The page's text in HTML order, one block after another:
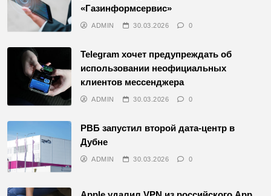
«Газинформсервис»
ADMIN 30.03.2026 0
Telegram хочет предупреждать об
использовании неофициальных
клиентов мессенджера
ADMIN 30.03.2026 0
РВБ запустил второй дата-центр в
Дубне
ADMIN 30.03.2026 0